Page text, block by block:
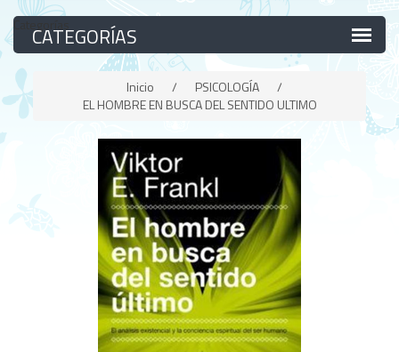
Categorías
Inicio / PSICOLOGÍA
/
EL HOMBRE EN BUSCA DEL SENTIDO ULTIMO